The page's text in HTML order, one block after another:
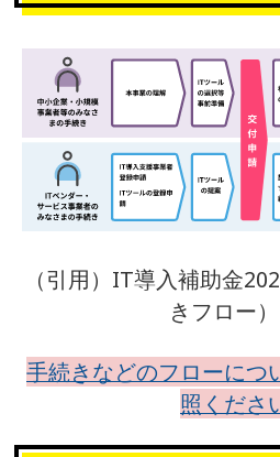
（引用）IT導入補助金
きフロー
手続きなどのフローにつ
照くださ